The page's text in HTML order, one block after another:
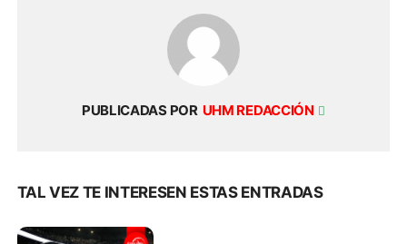
PUBLICADAS POR UHM REDACCIÓN
TAL VEZ TE INTERESEN ESTAS ENTRADAS